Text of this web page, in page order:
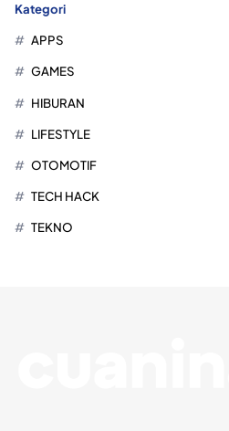
Kategori
APPS
GAMES
HIBURAN
LIFESTYLE
OTOMOTIF
TECH HACK
TEKNO